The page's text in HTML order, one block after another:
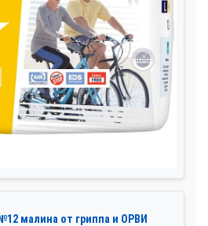
малина от гриппа и ОРВИ